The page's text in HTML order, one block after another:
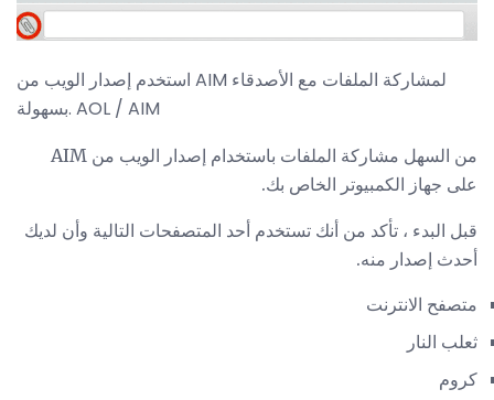
استخدم إصدار الويب من AIM لمشاركة الملفات مع الأصدقاء
بسهولة. AOL / AIM
من السهل مشاركة الملفات باستخدام إصدار الويب من AIM
على جهاز الكمبيوتر الخاص بك.
قبل البدء ، تأكد من أنك تستخدم أحد المتصفحات التالية وأن لديك
أحدث إصدار منه.
متصفح الانترنت
ثعلب النار
كروم